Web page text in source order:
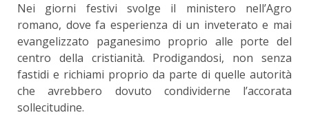
Nei giorni festivi svolge il ministero nell’Agro
romano, dove fa esperienza di un inveterato e mai
evangelizzato paganesimo proprio alle porte del
centro della cristianità. Prodigandosi, non senza
fastidi e richiami proprio da parte di quelle autorità
che avrebbero dovuto condividerne l’accorata
sollecitudine.